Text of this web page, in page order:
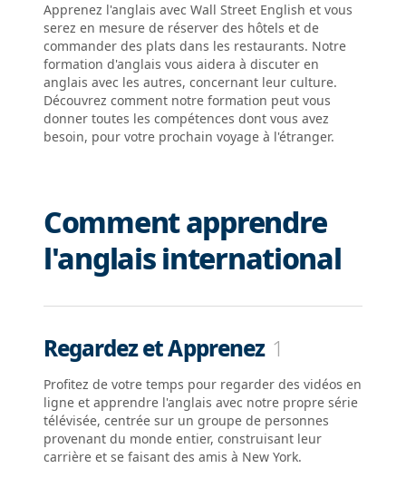
Apprenez l'anglais avec Wall Street English et vous
serez en mesure de réserver des hôtels et de
commander des plats dans les restaurants. Notre
formation d'anglais vous aidera à discuter en
anglais avec les autres, concernant leur culture.
Découvrez comment notre formation peut vous
donner toutes les compétences dont vous avez
besoin, pour votre prochain voyage à l'étranger.
Comment apprendre
l'anglais international
Regardez et Apprenez 1
Profitez de votre temps pour regarder des vidéos en
ligne et apprendre l'anglais avec notre propre série
télévisée, centrée sur un groupe de personnes
provenant du monde entier, construisant leur
carrière et se faisant des amis à New York.